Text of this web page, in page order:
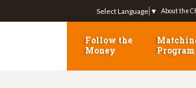
Jump to
Select Language ▼ About the
Follow the
Money
Program